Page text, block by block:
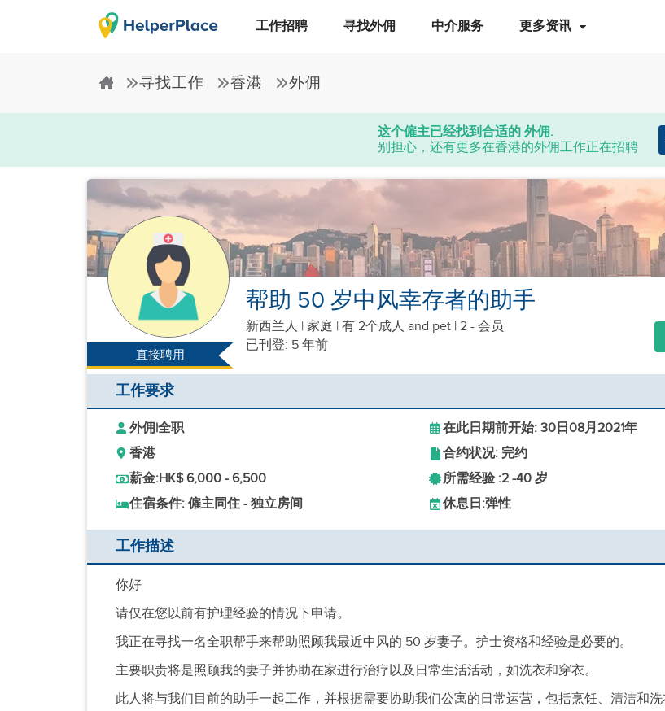
工作招聘 寻找外佣 中介服务 更多资讯
寻找工作 香港 外佣
这个僱主已经找到合适的 外佣.
别担心，还有更多在香港的外佣工作正在招聘
直接聘用
帮助 50 岁中风幸存者的助手
新西兰人 | 家庭 | 有 2个成人 and pet | 2 - 会员
已刊登: 5 年前
工作要求
外佣|全职
在此日期前开始: 30日08月2021年
香港
合约状况: 完约
薪金:HK$ 6,000 - 6,500 所需经验 :2 -40 岁
住宿条件: 僱主同住 - 独立房间
休息日:弹性
工作描述
你好
请仅在您以前有护理经验的情况下申请。
我正在寻找一名全职帮手来帮助照顾我最近中风的 50 岁妻子。护士资格和经验是必要的。
主要职责将是照顾我的妻子并协助在家进行治疗以及日常生活活动，如洗衣和穿衣。
此人将与我们目前的助手一起工作，并根据需要协助我们公寓的日常运营，包括烹饪、清洁和洗